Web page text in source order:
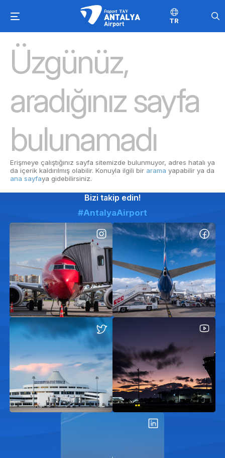
TR
Üzgünüz,
aradığınız sayfa
bulunamadı
Erişmeye çalıştığınız sayfa sitemizde bulunmuyor, adres hatalı ya
da içerik kaldırılmış olabilir. Konuyla ilgili bir arama yapabilir ya da
ana sayfaya gidebilirsiniz.
Bizi takip edin!
#AntalyaAirport